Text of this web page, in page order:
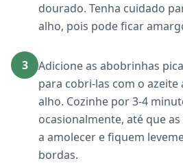
dourado. Tenha cuidado
alho, pois pode ficar
3
Adicione as abobrinhas
para cobri-las com o
alho. Cozinhe por 3-4
ocasionalmente, até que
a amolecer e fiquem
bordas.